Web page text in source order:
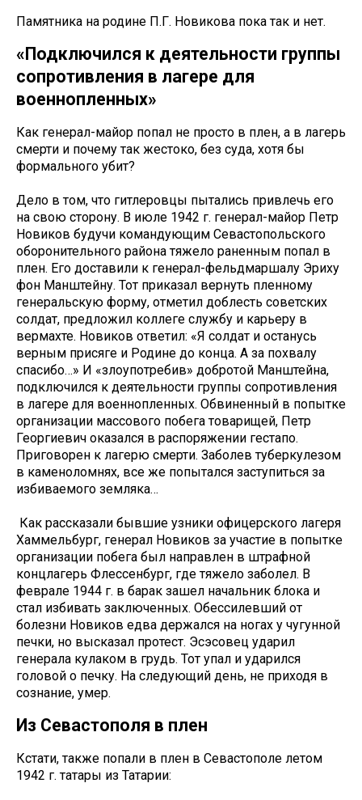
Памятника на родине П.Г. Новикова пока так и нет.
«Подключился к деятельности группы
сопротивления в лагере для
военнопленных»
Как генерал-майор попал не просто в плен, а в лагерь
смерти и почему так жестоко, без суда, хотя бы
формального убит?
Дело в том, что гитлеровцы пытались привлечь его
на свою сторону. В июле 1942 г. генерал-майор Петр
Новиков будучи командующим Севастопольского
оборонительного района тяжело раненным попал в
плен. Его доставили к генерал-фельдмаршалу Эриху
фон Манштейну. Тот приказал вернуть пленному
генеральскую форму, отметил доблесть советских
солдат, предложил коллеге службу и карьеру в
вермахте. Новиков ответил: «Я солдат и останусь
верным присяге и Родине до конца. А за похвалу
спасибо…» И «злоупотребив» добротой Манштейна,
подключился к деятельности группы сопротивления
в лагере для военнопленных. Обвиненный в попытке
организации массового побега товарищей, Петр
Георгиевич оказался в распоряжении гестапо.
Приговорен к лагерю смерти. Заболев туберкулезом
в каменоломнях, все же попытался заступиться за
избиваемого земляка…
Как рассказали бывшие узники офицерского лагеря
Хаммельбург, генерал Новиков за участие в попытке
организации побега был направлен в штрафной
концлагерь Флессенбург, где тяжело заболел. В
феврале 1944 г. в барак зашел начальник блока и
стал избивать заключенных. Обессилевший от
болезни Новиков едва держался на ногах у чугунной
печки, но высказал протест. Эсэсовец ударил
генерала кулаком в грудь. Тот упал и ударился
головой о печку. На следующий день, не приходя в
сознание, умер.
Из Севастополя в плен
Кстати, также попали в плен в Севастополе летом
1942 г. татары из Татарии: